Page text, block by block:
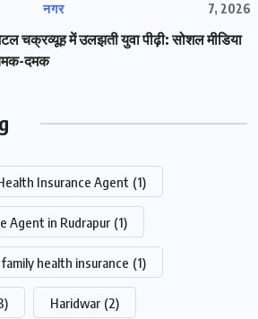
नगर
7, 2026
चक्रव्यूह में उलझती युवा पीढ़ी: सोशल मीडिया
दमक
Insurance Agent (1)
Agent in Rudrapur (1)
family health insurance (1)
Haridwar (2)